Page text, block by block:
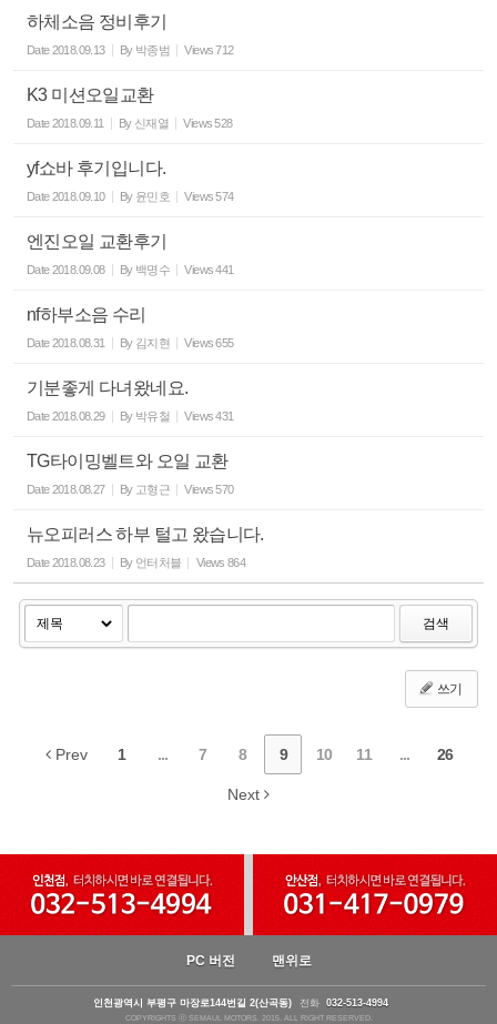
하체소음 정비후기
Date2018.09.13 By 박종범 Views 712
K3 미션오일교환
Date2018.09.11 By 신재열 Views 528
yf쇼바 후기입니다.
Date2018.09.10 By 윤민호 Views 574
엔진오일 교환후기
Date2018.09.08 By 백명수 Views 441
nf하부소음 수리
Date2018.08.31 By 김지현 Views 655
기분좋게 다녀왔네요.
Date2018.08.29 By 박유철 Views 431
TG타이밍벨트와 오일 교환
Date2018.08.27 By 고형근 Views 570
뉴오피러스 하부 털고 왔습니다.
Date2018.08.23 By 언터처블 Views 864
검색
쓰기
Prev 1 ... 7 8 9 10 11 ... 26
Next
PC 버전 맨위로
인천광역시 부평구 마장로144번길 2(산곡동) 전화 032-513-4994
COPYRIGHTS ⓒ SEMAUL MOTORS. 2015. ALL RIGHT RESERVED.